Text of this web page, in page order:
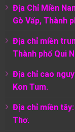
Địa Chỉ Miền
Gò Vấp, Thành
Địa chỉ miền
Thành phố Qui
Địa chỉ cao
Kon Tum.
Địa chỉ miền tây:
Thơ.